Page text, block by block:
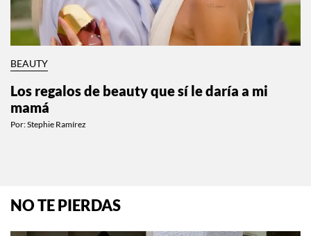
BEAUTY
Los regalos de beauty que sí le daría a mi
mamá
Por:Stephie Ramírez
NO TE PIERDAS